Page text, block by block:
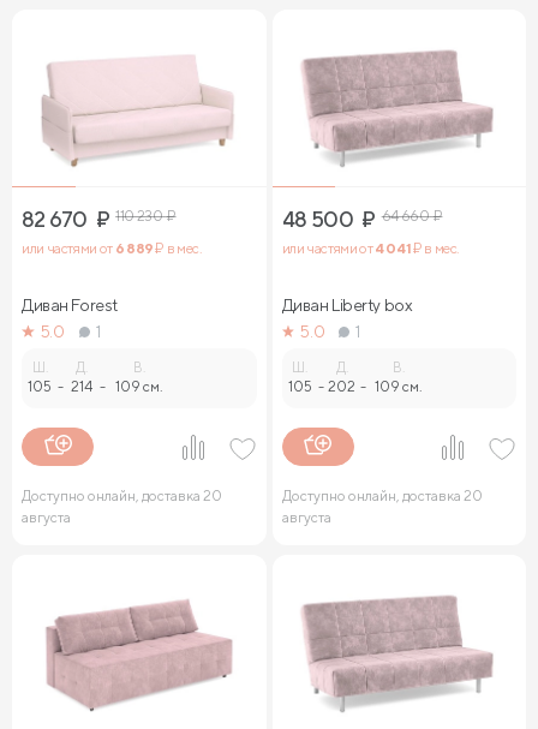
82 670 ₽ 110 230₽
или частями от 6 889₽ в мес.
Диван Forest
5.0
1
105 -
Д.
214 -
В.
109 см.
Доступно онлайн, доставка 20
августа
48 500 ₽ 64 660₽
или частями от4 041₽ в мес.
Диван Liberty box
5.0
1
105 -
Д.
202 -
В.
109 см.
Доступно онлайн, доставка 20
августа